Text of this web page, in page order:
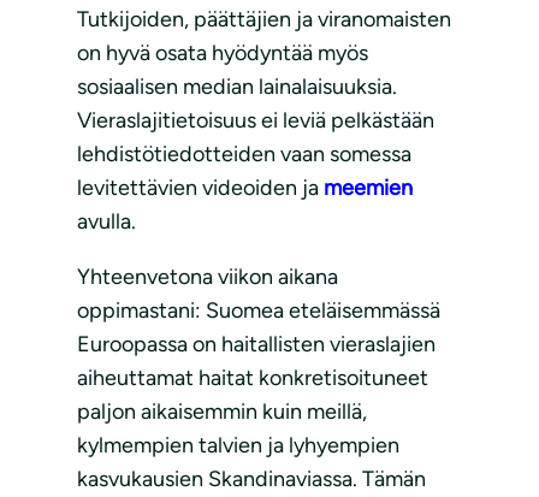
Tutkijoiden, päättäjien ja viranomaisten
on hyvä osata hyödyntää myös
sosiaalisen median lainalaisuuksia.
Vieraslajitietoisuus ei leviä pelkästään
lehdistötiedotteiden vaan somessa
levitettävien videoiden ja meemien
avulla.
Yhteenvetona viikon aikana
oppimastani: Suomea eteläisemmässä
Euroopassa on haitallisten vieraslajien
aiheuttamat haitat konkretisoituneet
paljon aikaisemmin kuin meillä,
kylmempien talvien ja lyhyempien
kasvukausien Skandinaviassa. Tämän